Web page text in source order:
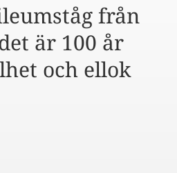
från
är 100 år
och ellok